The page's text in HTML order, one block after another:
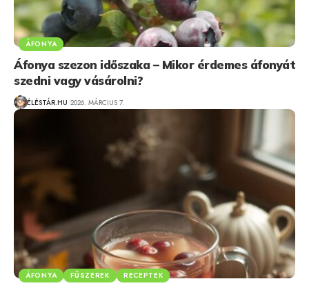
ÁFONYA
Áfonya szezon időszaka – Mikor érdemes áfonyát
szedni vagy vásárolni?
ÉLÉSTÁR.HU 2026. MÁRCIUS 7.
ÁFONYA FŰSZEREK RECEPTEK